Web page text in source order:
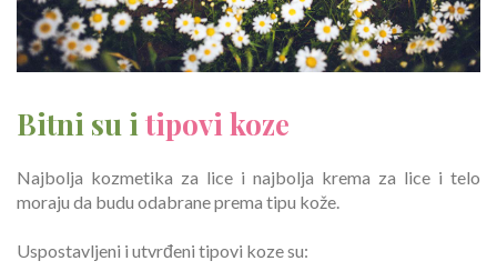
Bitni su i tipovi koze
Najbolja kozmetika za lice i najbolja krema za lice i telo
moraju da budu odabrane prema tipu kože.
Uspostavljeni i utvrđeni tipovi koze su: